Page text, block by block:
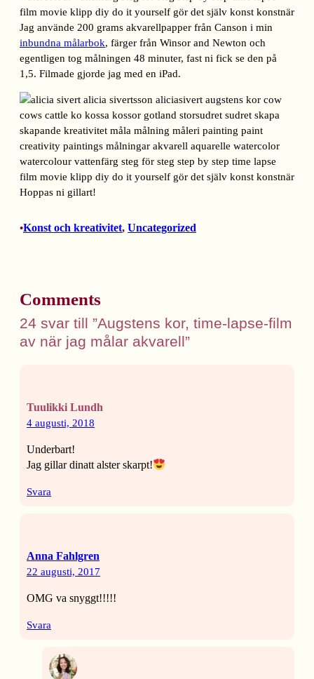
Jag använde 200 grams akvarellpapper från Canson i min
inbundna målarbok, färger från Winsor and Newton och
egentligen tog målningen 48 minuter, fast ni fick se den på
1,5. Filmade gjorde jag med en iPad.
Hoppas ni gillart!
•Konst och kreativitet, Uncategorized
Comments
24 svar till ”Augstens kor, time-lapse-film
av när jag målar akvarell”
Tuulikki Lundh
4 augusti, 2018
Underbart!
Jag gillar dinatt alster skarpt!
Svara
Anna Fahlgren
22 augusti, 2017
OMG va snyggt!!!!!
Svara